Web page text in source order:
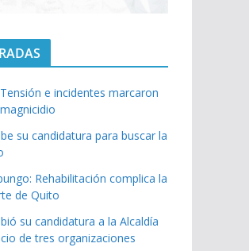
e incidentes marcaron
su candidatura para buscar la
Rehabilitación complica la
de Quito
su candidatura a la Alcaldía
de tres organizaciones